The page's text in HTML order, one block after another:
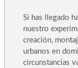
Si has llegado
nuestro
creación,
urbanos en
circunstancias